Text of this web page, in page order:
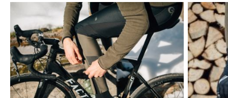
Produktgalerie überspringen